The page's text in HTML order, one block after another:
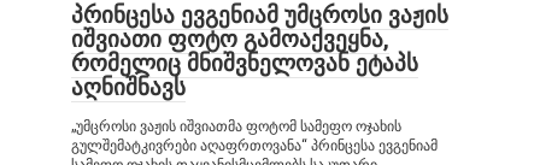
პრინცესა ევგენიამ უმცროსი ვაჟის
იშვიათი ფოტო გამოაქვეყნა,
რომელიც მნიშვნელოვან ეტაპს
აღნიშნავს
„უმცროსი ვაჟის იშვიათმა ფოტომ სამეფო ოჯახის
გულშემატკივრები აღაფრთოვანა“ პრინცესა ევგენიამ